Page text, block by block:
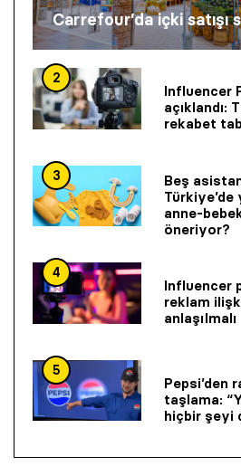
Carrefour’da içki satışı
2
Influencer
açıklandı:
rekabet
3
Beş
anne-
öneriyor?
4
Influencer
reklam
anlaşılmalı
5
Pepsi’den
taşlama:
hiçbir şeyi